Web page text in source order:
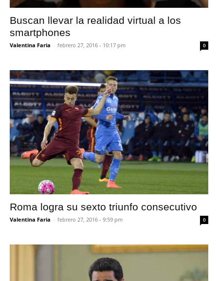
Buscan llevar la realidad virtual a los
smartphones
Valentina Faria - febrero 27, 2016 - 10:17 pm 0
Roma logra su sexto triunfo consecutivo
Valentina Faria - febrero 27, 2016 - 9:59 pm 0